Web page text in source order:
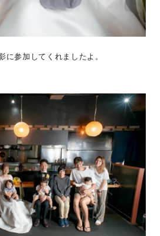
に参加してくれましたよ。